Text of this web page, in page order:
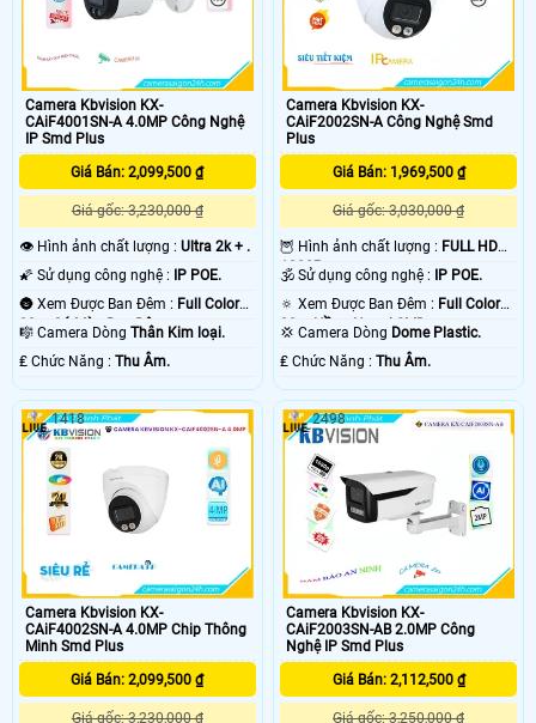
Camera Kbvision KX-
CAiF4001SN-A 4.0MP Công Nghệ
IP Smd Plus
Giá Bán: 2,099,500 ₫
Giá gốc: 3,230,000 ₫
👁 Hình ảnh chất lượng : Ultra 2k + .
🌠 Sử dụng công nghệ :
IP POE.
🌚 Xem Được Ban Đêm : Full Color
30m Có Màu Ban Ðêm.
🎼️ Camera Dòng Thân Kim loại.
️₤ Chức Năng : Thu Âm.
Camera Kbvision KX-
CAiF2002SN-A Công Nghệ Smd
Plus
Giá Bán: 1,969,500 ₫
Giá gốc: 3,030,000 ₫
🦉 Hình ảnh chất lượng : FULL HD
1080P .
🕉️ Sử dụng công nghệ :
IP POE.
🔅 Xem Được Ban Đêm : Full Color
30m Hồng Ngoại SMD.
💢 Camera Dòng Dome Plastic.
️₤ Chức Năng :Thu Âm.
Camera Kbvision KX-
CAiF4002SN-A 4.0MP Chip Thông
Minh Smd Plus
Giá Bán: 2,099,500 ₫
Giá gốc: 3,230,000 ₫
1418
Camera Kbvision KX-
CAiF2003SN-AB 2.0MP Công
Nghệ IP Smd Plus
Giá Bán: 2,112,500 ₫
Giá gốc: 3,250,000 ₫
2498